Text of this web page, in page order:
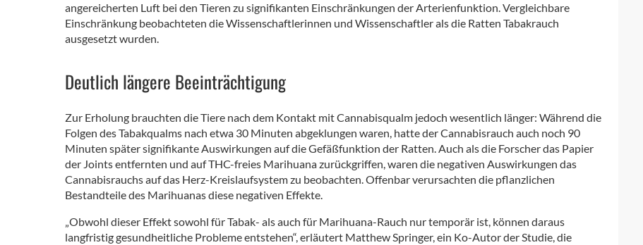
angereicherten Luft bei den Tieren zu signifikanten Einschränkungen der Arterienfunktion. Vergleichbare
Einschränkung beobachteten die Wissenschaftlerinnen und Wissenschaftler als die Ratten Tabakrauch
ausgesetzt wurden.
Deutlich längere Beeinträchtigung
Zur Erholung brauchten die Tiere nach dem Kontakt mit Cannabisqualm jedoch wesentlich länger: Während die
Folgen des Tabakqualms nach etwa 30 Minuten abgeklungen waren, hatte der Cannabisrauch auch noch 90
Minuten später signifikante Auswirkungen auf die Gefäßfunktion der Ratten. Auch als die Forscher das Papier
der Joints entfernten und auf THC-freies Marihuana zurückgriffen, waren die negativen Auswirkungen das
Cannabisrauchs auf das Herz-Kreislaufsystem zu beobachten. Offenbar verursachten die pflanzlichen
Bestandteile des Marihuanas diese negativen Effekte.
„Obwohl dieser Effekt sowohl für Tabak- als auch für Marihuana-Rauch nur temporär ist, können daraus
langfristig gesundheitliche Probleme entstehen“, erläutert Matthew Springer, ein Ko-Autor der Studie, die